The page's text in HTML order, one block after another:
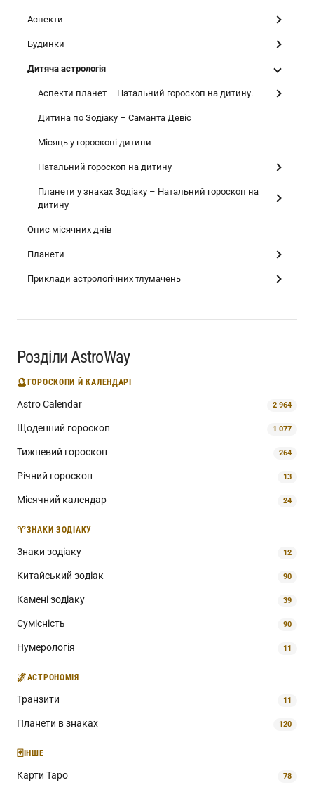
Аспекти
Будинки
Дитяча астрологія
Аспекти планет – Натальний гороскоп на дитину.
Дитина по Зодіаку – Саманта Девіс
Місяць у гороскопі дитини
Натальний гороскоп на дитину
Планети у знаках Зодіаку – Натальний гороскоп на
дитину
Опис місячних днів
Планети
Приклади астрологічних тлумачень
Розділи AstroWay
🔮ГОРОСКОПИ Й КАЛЕНДАРІ
Astro Calendar 2 964
Щоденний гороскоп 1 077
Тижневий гороскоп 264
Річний гороскоп 13
Місячний календар 24
♈ЗНАКИ ЗОДІАКУ
Знаки зодіаку 12
Китайський зодіак 90
Камені зодіаку 39
Сумісність 90
Нумерологія 11
🌌АСТРОНОМІЯ
Транзити 11
Планети в знаках 120
🃏ІНШЕ
Карти Таро 78